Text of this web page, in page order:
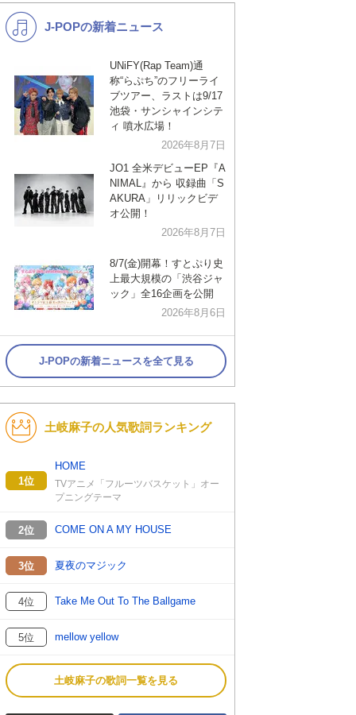
K-POP 演歌・歌謡
洋楽
VTuber ディズニー
J-POPの新着ニュース
UNiFY(Rap Team)通
称“らぷち”のフリーライ
ブツアー、ラストは9/17
池袋・サンシャインシテ
ィ 噴水広場！
2026年8月7日
JO1 全米デビューEP『A
NIMAL』から 収録曲「S
AKURA」リリックビデ
オ公開！
2026年8月7日
8/7(金)開幕！すとぷり史
上最大規模の「渋谷ジャ
ック」全16企画を公開
2026年8月6日
J-POPの新着ニュースを全て見る
土岐麻子の人気歌詞ランキング
1位
HOME
TVアニメ「フルーツバスケット」オー
プニングテーマ
2位 COME ON A MY HOUSE
3位 夏夜のマジック
4位 Take Me Out To The Ballgame
5位 mellow yellow
土岐麻子の歌詞一覧を見る